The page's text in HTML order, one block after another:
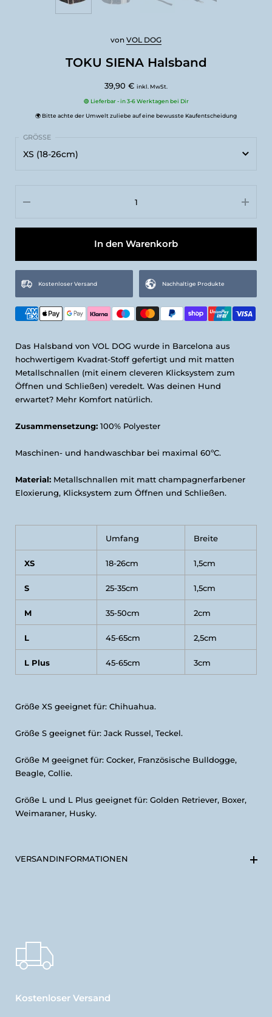
TOKU SIENA Halsband
von VOL DOG
39,90 € inkl. MwSt.
🟢 Lieferbar - in 3-6 Werktagen bei Dir
🌍 Bitte achte der Umwelt zuliebe auf eine bewusste Kaufentscheidung
XS (18-26cm)
M (35-55cm)
L Plus (45-65cm)
In den Warenkorb
Kostenloser Versand Nachhaltige Produkte
Das Halsband von VOL DOG wurde in Barcelona aus
hochwertigem Kvadrat-Stoff gefertigt und mit matten
Metallschnallen (mit einem cleveren Klicksystem zum
Öffnen und Schließen) veredelt. Was deinen Hund
erwartet? Mehr Komfort natürlich.
Zusammensetzung: 100% Polyester
Maschinen- und handwaschbar bei maximal 60ºC.
Material: Metallschnallen mit matt champagnerfarbener
Eloxierung, Klicksystem zum Öffnen und Schließen.
Umfang Breite
XS 18-26cm 1,5cm
S 25-35cm 1,5cm
M 35-50cm 2cm
L 45-65cm 2,5cm
L Plus 45-65cm 3cm
Größe XS geeignet für: Chihuahua.
Größe S geeignet für: Jack Russel, Teckel.
Größe M geeignet für: Cocker, Französische Bulldogge,
Beagle, Collie.
Größe L und L Plus geeignet für: Golden Retriever, Boxer,
Weimaraner, Husky.
VERSANDINFORMATIONEN
Kostenloser Versand